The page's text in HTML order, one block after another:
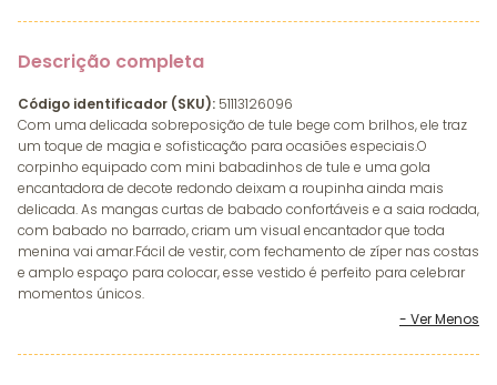
Descrição completa
Código identificador (SKU): 51113126096
Com uma delicada sobreposição de tule bege com brilhos, ele traz
um toque de magia e sofisticação para ocasiões especiais.O
corpinho equipado com mini babadinhos de tule e uma gola
encantadora de decote redondo deixam a roupinha ainda mais
delicada. As mangas curtas de babado confortáveis e a saia rodada,
com babado no barrado, criam um visual encantador que toda
menina vai amar.Fácil de vestir, com fechamento de zíper nas costas
e amplo espaço para colocar, esse vestido é perfeito para celebrar
momentos únicos.